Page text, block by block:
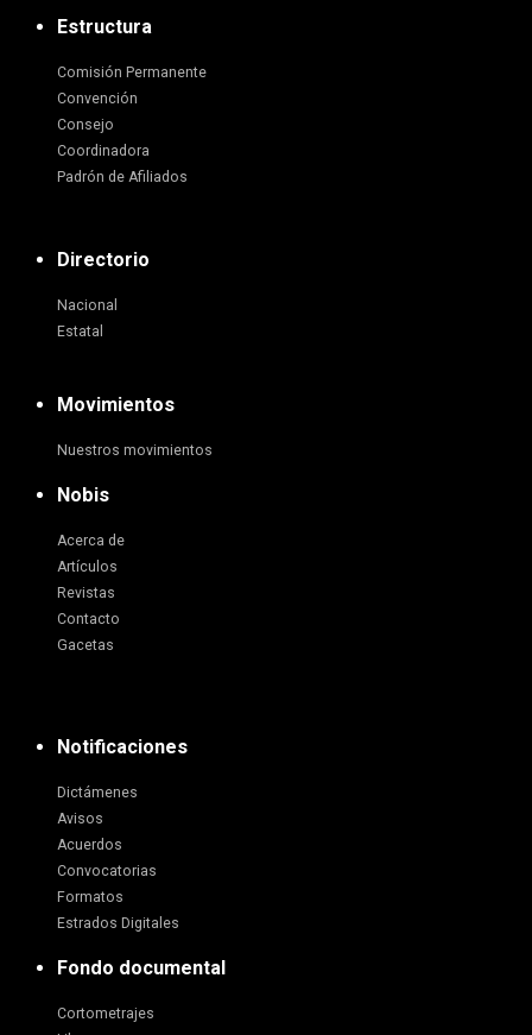
Estructura
Comisión Permanente
Convención
Consejo
Coordinadora
Padrón de Afiliados
Directorio
Nacional
Estatal
Movimientos
Nuestros movimientos
Nobis
Acerca de
Artículos
Revistas
Contacto
Gacetas
Notificaciones
Dictámenes
Avisos
Acuerdos
Convocatorias
Formatos
Estrados Digitales
Fondo documental
Cortometrajes